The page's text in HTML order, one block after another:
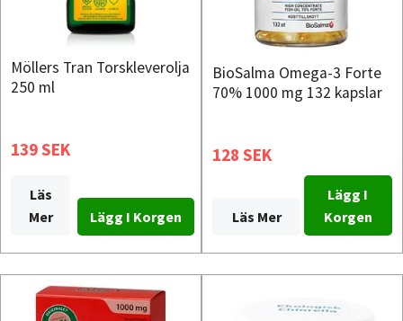
Möllers Tran Torskleverolja
250 ml
139 SEK
Läs
Mer
BioSalma Omega-3 Forte
70% 1000 mg 132 kapslar
128 SEK
Läs Mer
Lägg I
Korgen